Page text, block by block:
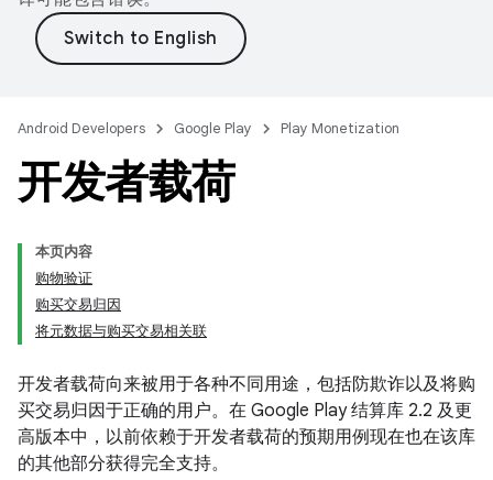
Android Developers Google Play Play Monetization
开发者载荷
本页内容
购物验证
购买交易归因
将元数据与购买交易相关联
开发者载荷向来被用于各种不同用途，包括防欺诈以及将购
买交易归因于正确的用户。在 Google Play 结算库 2.2 及更
高版本中，以前依赖于开发者载荷的预期用例现在也在该库
的其他部分获得完全支持。